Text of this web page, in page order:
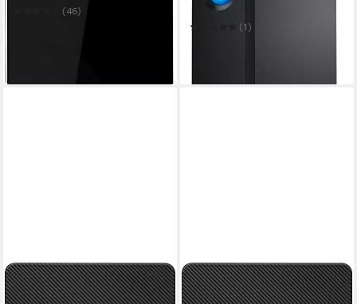
(46)
HDD-Festplatte
(1)
SEAGATE
Expansion Portable externe
SEAGATE
Expansion Portable externe